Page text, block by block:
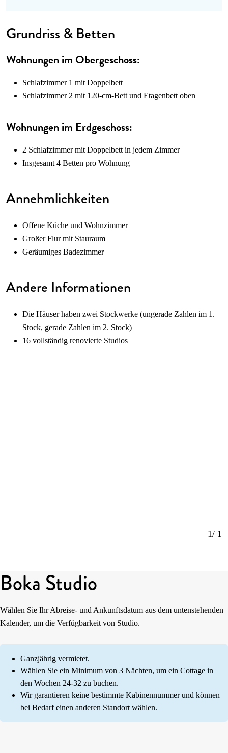
Grundriss & Betten
Wohnungen im Obergeschoss:
Schlafzimmer 1 mit Doppelbett
Schlafzimmer 2 mit 120-cm-Bett und Etagenbett oben
Wohnungen im Erdgeschoss:
2 Schlafzimmer mit Doppelbett in jedem Zimmer
Insgesamt 4 Betten pro Wohnung
Annehmlichkeiten
Offene Küche und Wohnzimmer
Großer Flur mit Stauraum
Geräumiges Badezimmer
Andere Informationen
Die Häuser haben zwei Stockwerke (ungerade Zahlen im 1.
Stock, gerade Zahlen im 2. Stock)
16 vollständig renovierte Studios
1/ 1
Boka Studio
Wählen Sie Ihr Abreise- und Ankunftsdatum aus dem untenstehenden
Kalender, um die Verfügbarkeit von Studio.
Ganzjährig vermietet.
Wählen Sie ein Minimum von 3 Nächten, um ein Cottage in
den Wochen 24-32 zu buchen.
Wir garantieren keine bestimmte Kabinennummer und können
bei Bedarf einen anderen Standort wählen.